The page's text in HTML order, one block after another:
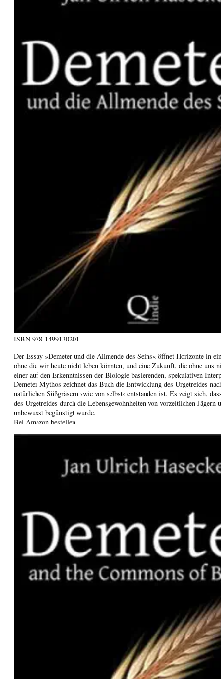
ISBN 978-1499130201
Der Essay »Demeter und die Allmende des Seins« öffnet Horizonte in
ohne die wir heute nicht leben könnten, und eine Zukunft, die ohne uns
einer auf den Erkenntnissen der Biologie basierenden, spekulativen
Demeter-Mythos zeichnet das Buch die Entwicklung des Urgetreides
natürlichen Süßgräsern ›wie von selbst‹ entstanden ist. Es zeigt sich,
des Urgetreides durch die Lebensgewohnheiten von vorzeitlichen Jägern
unbewusst begünstigt wurde.
Bei Amazon bestellen